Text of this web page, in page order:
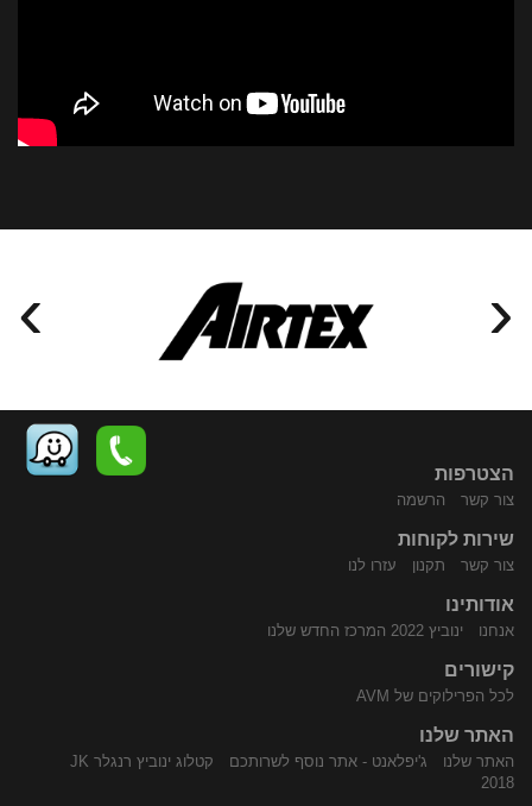
› ‹
הצטרפות
צור קשר הרשמה
שירות לקוחות
צור קשר תקנון עזרו לנו
אודותינו
אנחנו ינוביץ 2022 המרכז החדש שלנו
קישורים
לכל הפרילוקים של AVM
האתר שלנו
האתר שלנו ג'יפלאנט - אתר נוסף לשרותכם
קטלוג ינוביץ רנגלר JK
2018